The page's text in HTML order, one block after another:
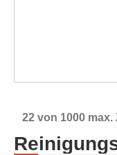
22 von 1000 max.